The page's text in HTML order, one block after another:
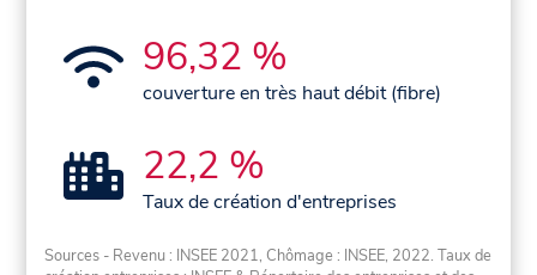
96,32 %
couverture en très haut débit (fibre)
22,2 %
Taux de création d'entreprises
Sources - Revenu : INSEE 2021, Chômage : INSEE, 2022. Taux de